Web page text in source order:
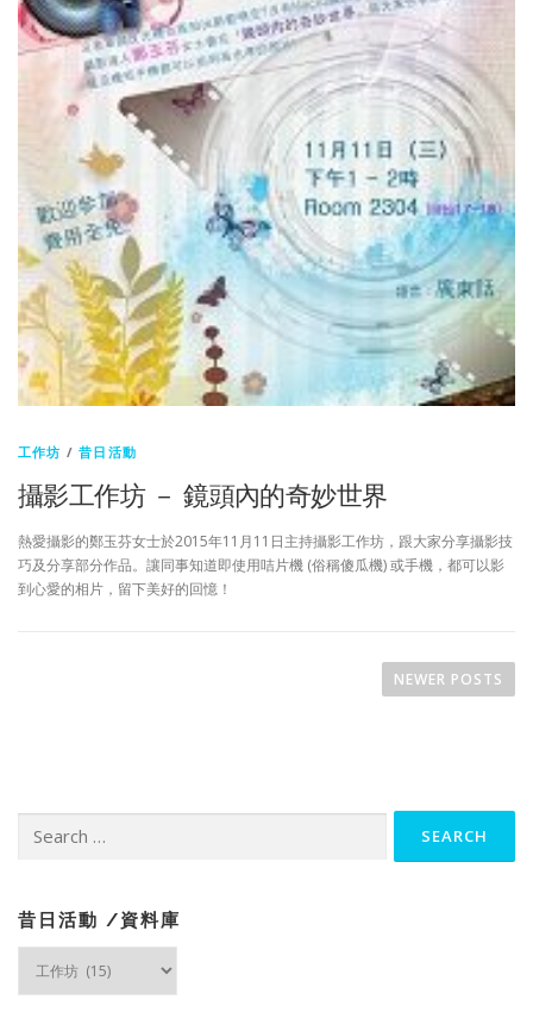
工作坊 /昔日活動
攝影工作坊 － 鏡頭內的奇妙世界
熱愛攝影的鄭玉芬女士於2015年11月11日主持攝影工作坊，跟大家分享攝影技
巧及分享部分作品。讓同事知道即使用咭片機 (俗稱傻瓜機) 或手機，都可以影
到心愛的相片，留下美好的回憶！
g
a
t
NEWER POSTS
for:
昔日活動 /資料庫